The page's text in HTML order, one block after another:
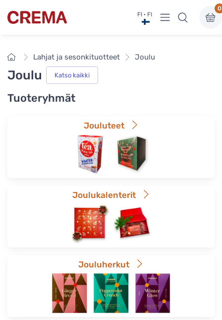
Crema FI · FI Näytä valikko
0
EtusivuLahjat ja sesonkituotteet Joulu
Joulu Katso kaikki
Tuoteryhmät
Jouluteet
Joulukalenterit
Jouluherkut